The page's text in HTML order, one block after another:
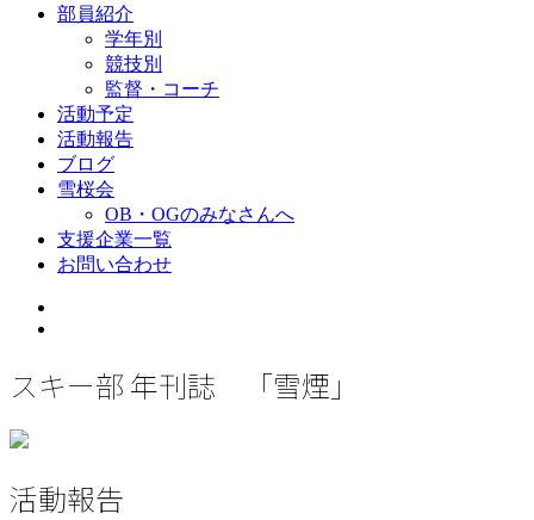
部員紹介
学年別
競技別
監督・コーチ
活動予定
活動報告
ブログ
雪桜会
OB・OGのみなさんへ
支援企業一覧
お問い合わせ
スキー部 年刊誌 「雪煙」
活動報告